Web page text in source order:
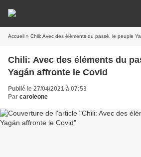
Accueil » Chili: Avec des éléments du passé, le peuple
Chili: Avec des éléments du
Yagán affronte le Covid
Publié le 27/04/2021 à 07:53
Par caroleone